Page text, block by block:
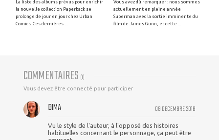
La liste des albums prévus pour enrichir
la nouvelle collection Paperback se
prolonge de jour en jour chez Urban
Comics. Ces dernières ...
Vous avez dû remarquer : nous sommes
actuellement en pleine année
Superman avec la sortie imminente du
film de James Gunn, et cette ...
COMMENTAIRES (1)
Vous devez être connecté pour participer
09 DECEMBRE 2018
DIMA
Vu le style de l'auteur, à l'opposé des histoires
habituelles concernant le personnage, ça peut être